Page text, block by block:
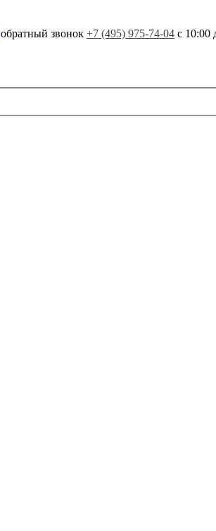
обратный звонок +7 (495) 975-74-04 с 10:00